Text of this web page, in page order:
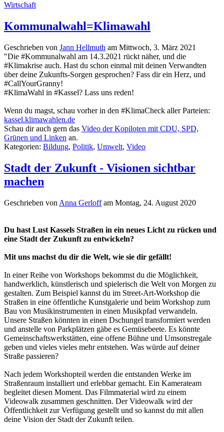
Wirtschaft
Kommunalwahl=Klimawahl
Geschrieben von Jann Hellmuth am Mittwoch, 3. März 2021
"Die #Kommunalwahl am 14.3.2021 rückt näher, und die
#Klimakrise auch. Hast du schon einmal mit deinen Verwandten
über deine Zukunfts-Sorgen gesprochen? Fass dir ein Herz, und
#CallYourGranny!
#KlimaWahl in #Kassel? Lass uns reden!
Wenn du magst, schau vorher in den #KlimaCheck aller Parteien:
kassel.klimawahlen.de
Schau dir auch gern das Video der Kopiloten mit CDU, SPD,
Grünen und Linken an.
Kategorien: Bildung, Politik, Umwelt, Video
Stadt der Zukunft - Visionen sichtbar
machen
Geschrieben von Anna Gerloffam Montag, 24. August 2020
Du hast Lust Kassels Straßen in ein neues Licht zu rücken und
eine Stadt der Zukunft zu entwickeln?
Mit uns machst du dir die Welt, wie sie dir gefällt!
In einer Reihe von Workshops bekommst du die Möglichkeit,
handwerklich, künstlerisch und spielerisch die Welt von Morgen zu
gestalten. Zum Beispiel kannst du im Street-Art-Workshop die
Straßen in eine öffentliche Kunstgalerie und beim Workshop zum
Bau von Musikinstrumenten in einen Musikpfad verwandeln.
Unsere Straßen könnten in einen Dschungel transformiert werden
und anstelle von Parkplätzen gäbe es Gemüsebeete. Es könnte
Gemeinschaftswerkstätten, eine offene Bühne und Umsonstregale
geben und vieles vieles mehr entstehen. Was würde auf deiner
Straße passieren?
Nach jedem Workshopteil werden die entstanden Werke im
Straßenraum installiert und erlebbar gemacht. Ein Kamerateam
begleitet diesen Moment. Das Filmmaterial wird zu einem
Videowalk zusammen geschnitten. Der Videowalk wird der
Öffentlichkeit zur Verfügung gestellt und so kannst du mit allen
deine Vision der Stadt der Zukunft teilen.